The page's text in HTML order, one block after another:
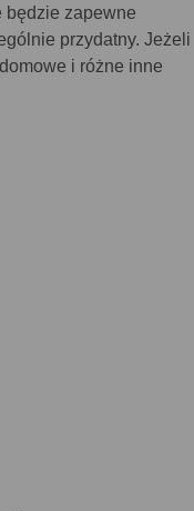
będzie zapewne
przydatny. Jeżeli
i różne inne